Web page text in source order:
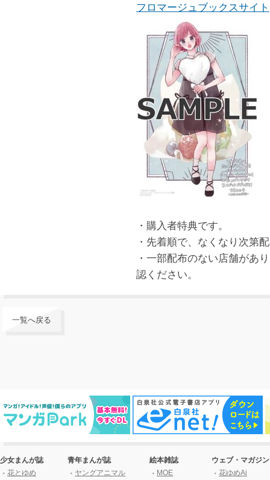
フロマージュブックスサイト
・購入者特典です。
・先着順で、なくなり次第
・一部配布のない店舗があ
認ください。
一覧へ戻る
少女まんが誌
花とゆめ
青年まんが誌
ヤングアニマル
絵本雑誌
MOE
ウェブ・マガジン
花ゆめAi